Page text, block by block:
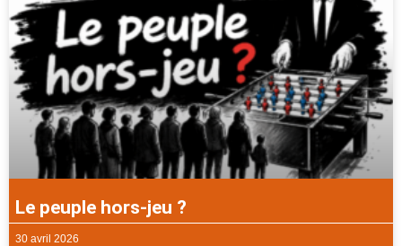
Le peuple hors-jeu ?
30 avril 2026